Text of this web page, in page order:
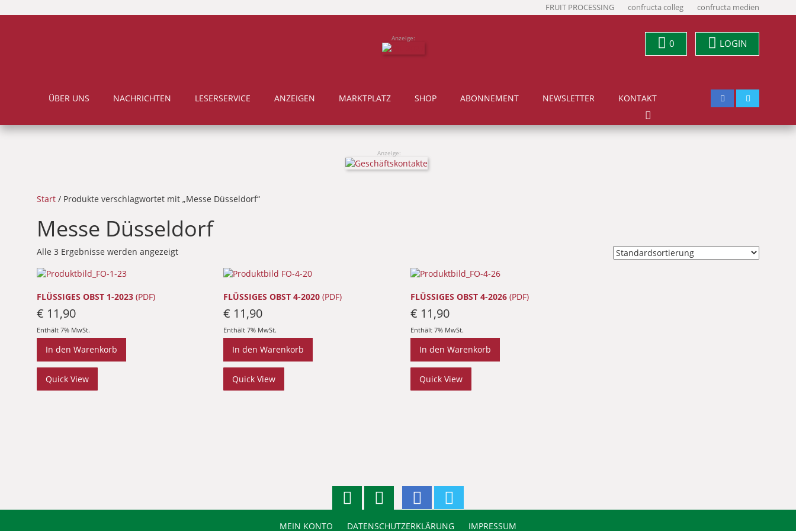
FRUIT PROCESSING confructa colleg confructa medien
0 LOGIN
Anzeige:
ÜBER UNS NACHRICHTEN LESERSERVICE ANZEIGEN MARKTPLATZ SHOP ABONNEMENT NEWSLETTER KONTAKT
Anzeige:
Start / Produkte verschlagwortet mit „Messe Düsseldorf“
Messe Düsseldorf
Alle 3 Ergebnisse werden angezeigt
FLÜSSIGES OBST 1-2023 (PDF)
€ 11,90
Enthält 7% MwSt.
In den Warenkorb
Quick View
FLÜSSIGES OBST 4-2020 (PDF)
€ 11,90
Enthält 7% MwSt.
In den Warenkorb
Quick View
FLÜSSIGES OBST 4-2026(PDF)
€ 11,90
Enthält 7% MwSt.
In den Warenkorb
Quick View
MEIN KONTO DATENSCHUTZERKLÄRUNG IMPRESSUM